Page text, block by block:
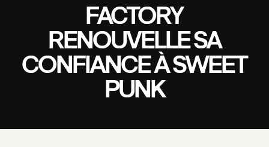
FACTORY
RENOUVELLESA
CONFIANCEÀSWEET
PUNK